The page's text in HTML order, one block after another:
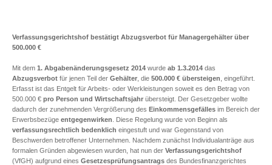
Verfassungsgerichtshof bestätigt Abzugsverbot für Managergehälter über
500.000 €
Mit dem 1. Abgabenänderungsgesetz 2014 wurde ab 1.3.2014 das
Abzugsverbot für jenen Teil der Gehälter , die 500.000 € übersteigen , eingeführt.
Erfasst ist das Entgelt für Arbeits- oder Werkleistungen soweit es den Betrag von
500.000 € pro Person und Wirtschaftsjahr übersteigt. Der Gesetzgeber wollte
dadurch der zunehmenden Vergrößerung des Einkommensgefälles im Bereich der
Erwerbsbezüge entgegenwirken . Diese Regelung wurde von Beginn als
verfassungsrechtlich bedenklich eingestuft und war Gegenstand von
Beschwerden betroffener Unternehmen. Nachdem zunächst Individualanträge aus
formalen Gründen abgewiesen wurden, hat nun der Verfassungsgerichtshof
(VfGH) aufgrund eines Gesetzesprüfungsantrags des Bundesfinanzgerichtes